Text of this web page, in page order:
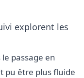
explorent les
passage en
pu être plus fluide